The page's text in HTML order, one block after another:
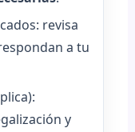
revisa
a tu
y